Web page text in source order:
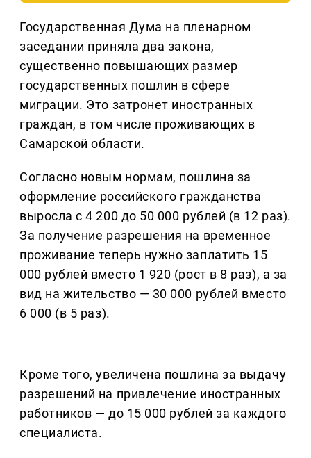
Государственная Дума на пленарном
заседании приняла два закона,
существенно повышающих размер
государственных пошлин в сфере
миграции. Это затронет иностранных
граждан, в том числе проживающих в
Самарской области.
Согласно новым нормам, пошлина за
оформление российского гражданства
выросла с 4 200 до 50 000 рублей (в 12 раз).
За получение разрешения на временное
проживание теперь нужно заплатить 15
000 рублей вместо 1 920 (рост в 8 раз), а за
вид на жительство — 30 000 рублей вместо
6 000 (в 5 раз).
Кроме того, увеличена пошлина за выдачу
разрешений на привлечение иностранных
работников — до 15 000 рублей за каждого
специалиста.